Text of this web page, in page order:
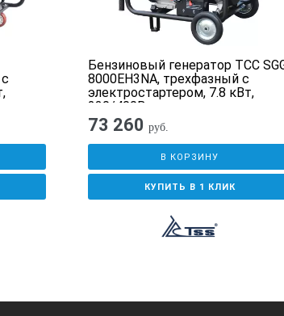
тип масла
аккумулятор Ah/V
размеры (Д;Ш;В; мм)
TSS-SGG 7500Е3 в кожухе МК-1, это простое и
Бензиновый генератор ТСС
8000EH3NA, трехфазный с
электростартером, 7.8 кВт,
230/400В
73 260 руб.
В КОРЗИНУ
КУПИТЬ В 1 КЛИК